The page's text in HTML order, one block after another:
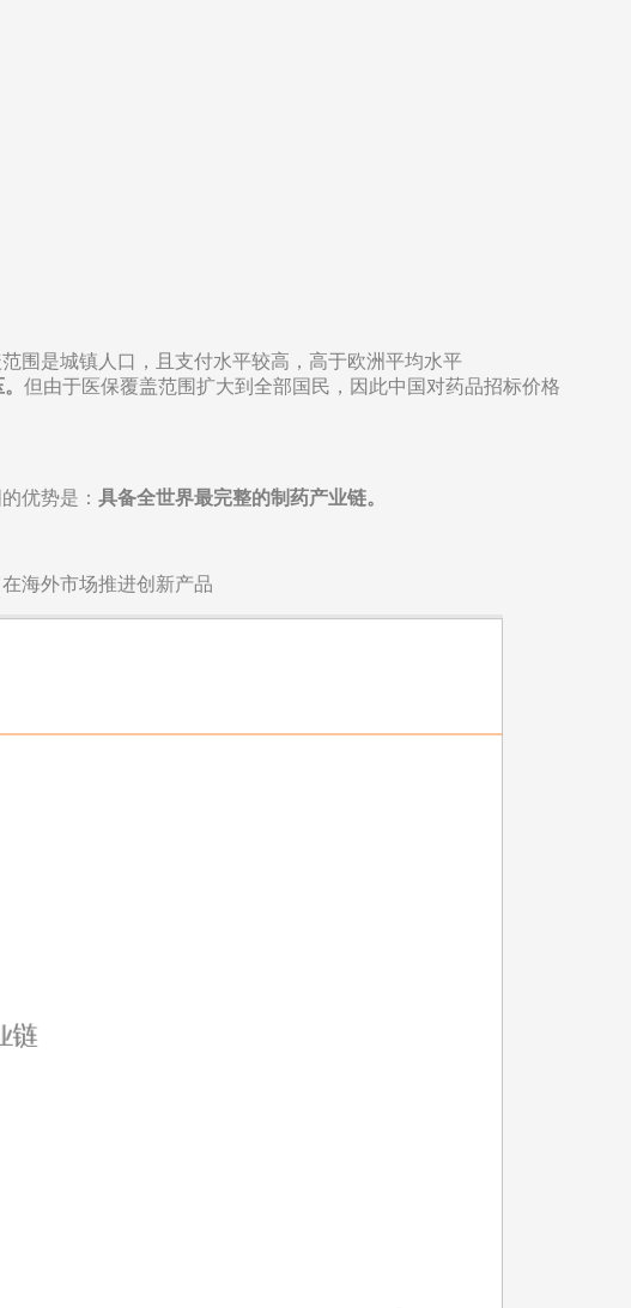
围是城镇人口，且支付水平较高，高于欧洲平均水平
。但由于医保覆盖范围扩大到全部国民，因此中国对药品招标价格
优势是：具备全世界最完整的制药产业链。
海外市场推进创新产品